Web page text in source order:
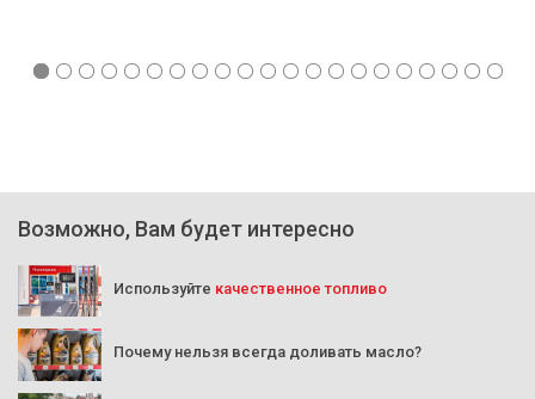
Возможно, Вам будет интересно
Используйте качественное топливо
Почему нельзя всегда доливать масло?